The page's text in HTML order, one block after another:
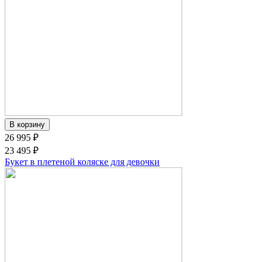
26 995 ₽
23 495 ₽
Букет в плетеной коляске для девочки